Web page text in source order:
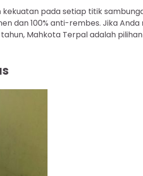
pada setiap titik
dan 100% anti-rembes. Jika
Mahkota Terpal adalah